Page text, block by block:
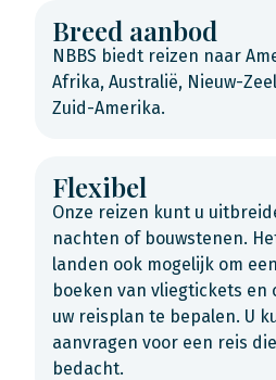
Breed aanbod
NBBS biedt reizen naar
Afrika, Australië, Nieuw-
Zuid-Amerika.
Flexibel
Onze reizen kunt u
nachten of bouwstenen.
landen ook mogelijk om
boeken van vliegtickets en
uw reisplan te bepalen. U
aanvragen voor een reis
bedacht.